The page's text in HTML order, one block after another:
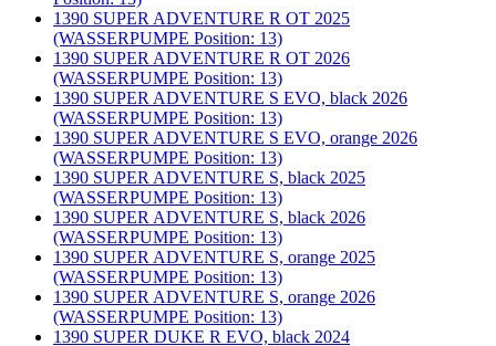
1390 SUPER ADVENTURE R OT 2025
(WASSERPUMPE Position: 13)
1390 SUPER ADVENTURE R OT 2026
(WASSERPUMPE Position: 13)
1390 SUPER ADVENTURE S EVO, black 2026
(WASSERPUMPE Position: 13)
1390 SUPER ADVENTURE S EVO, orange 2026
(WASSERPUMPE Position: 13)
1390 SUPER ADVENTURE S, black 2025
(WASSERPUMPE Position: 13)
1390 SUPER ADVENTURE S, black 2026
(WASSERPUMPE Position: 13)
1390 SUPER ADVENTURE S, orange 2025
(WASSERPUMPE Position: 13)
1390 SUPER ADVENTURE S, orange 2026
(WASSERPUMPE Position: 13)
1390 SUPER DUKE R EVO, black 2024